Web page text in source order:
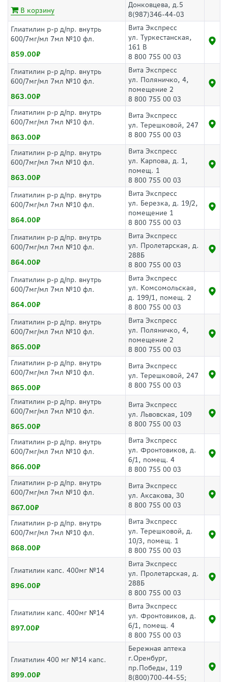
В корзину
Донковцева, д.5
8(987)346-44-03
Глиатилин р-р д/пр. внутрь
600/7мг/мл 7мл №10 фл.
859.00
Вита Экспресс
ул. Туркестанская,
161 В
8 800 755 00 03
Глиатилин р-р д/пр. внутрь
600/7мг/мл 7мл №10 фл.
863.00
Вита Экспресс
ул. Поляничко, 4,
помещение 2
8 800 755 00 03
Глиатилин р-р д/пр. внутрь
600/7мг/мл 7мл №10 фл.
863.00
Вита Экспресс
ул. Терешковой, 247
8 800 755 00 03
Глиатилин р-р д/пр. внутрь
600/7мг/мл 7мл №10 фл.
863.00
Вита Экспресс
ул. Карпова, д. 1,
помещ. 1
8 800 755 00 03
Глиатилин р-р д/пр. внутрь
600/7мг/мл 7мл №10 фл.
864.00
Вита Экспресс
ул. Березка, д. 19/2,
помещение 1
8 800 755 00 03
Глиатилин р-р д/пр. внутрь
600/7мг/мл 7мл №10 фл.
864.00
Вита Экспресс
ул. Пролетарская, д.
288Б
8 800 755 00 03
Глиатилин р-р д/пр. внутрь
600/7мг/мл 7мл №10 фл.
864.00
Вита Экспресс
ул. Комсомольская,
д. 199/1, помещ. 2
8 800 755 00 03
Глиатилин р-р д/пр. внутрь
600/7мг/мл 7мл №10 фл.
865.00
Вита Экспресс
ул. Поляничко, 4,
помещение 2
8 800 755 00 03
Глиатилин р-р д/пр. внутрь
600/7мг/мл 7мл №10 фл.
865.00
Вита Экспресс
ул. Терешковой, 247
8 800 755 00 03
Глиатилин р-р д/пр. внутрь
600/7мг/мл 7мл №10 фл.
865.00
Вита Экспресс
ул. Львовская, 109
8 800 755 00 03
Глиатилин р-р д/пр. внутрь
600/7мг/мл 7мл №10 фл.
866.00
Вита Экспресс
ул. Фронтовиков, д.
6/1, помещ. 4
8 800 755 00 03
Глиатилин р-р д/пр. внутрь
600/7мг/мл 7мл №10 фл.
867.00
Вита Экспресс
ул. Аксакова, 30
8 800 755 00 03
Глиатилин р-р д/пр. внутрь
600/7мг/мл 7мл №10 фл.
868.00
Вита Экспресс
ул. Терешковой, д.
10/3, помещ. 1
8 800 755 00 03
Глиатилин капс. 400мг №14
896.00
Вита Экспресс
ул. Пролетарская, д.
288Б
8 800 755 00 03
Глиатилин капс. 400мг №14
897.00
Вита Экспресс
ул. Фронтовиков, д.
6/1, помещ. 4
8 800 755 00 03
Глиатилин 400 мг №14 капс.
899.00
Бережная аптека
г.Оренбург,
пр.Победы, 119
8(800)700-44-55;